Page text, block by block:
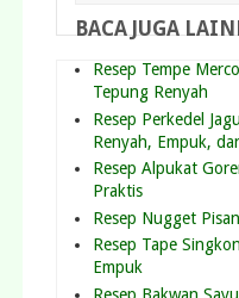
BACA JUGA
Resep Tempe
Tepung Renyah
Resep Perkedel
Renyah, Empuk,
Resep Alpukat
Praktis
Resep Nugget
Resep Tape
Empuk
Resep Bakwan